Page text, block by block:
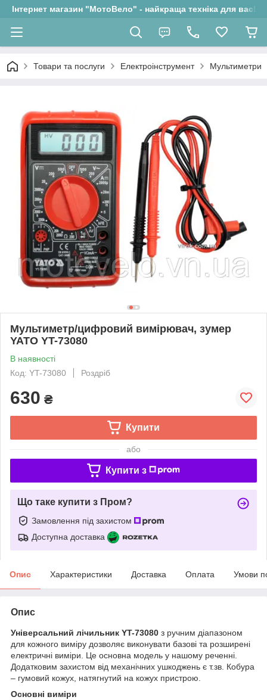
Інтернет магазин "МотоВело" - найкраща техніка для вас!
Товари та послуги Електроінструмент Мультиметри
Мультиметр/цифровий вимірювач, зумер
YATO YT-73080
В наявності
Код: YT-73080
Роздріб
630 ₴
Купити
або
Купити з
Що таке купити з Пром?
Замовлення під захистом
Доступна доставка
Опис Характеристики Доставка Оплата Умови
Опис
Універсальний лічильник YT-73080 з ручним діапазоном
для кожного виміру дозволяє виконувати базові та розширені
електричні виміри. Це основна модель у нашому реченні.
Додатковим захистом від механічних ушкоджень є т.зв. Кобура
– гумовий кожух, натягнутий на кожух пристрою.
Основні виміри